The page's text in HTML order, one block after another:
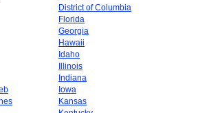
District of Columbia
Florida
Georgia
Hawaii
Idaho
Illinois
Indiana
Iowa
Kansas